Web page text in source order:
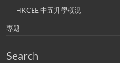
HKCEE 中五升學概況
專題
Search